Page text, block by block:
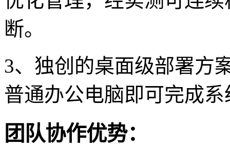
断。
3、独创的桌面级部署方
普通办公电脑即可完成
团队协作优势：